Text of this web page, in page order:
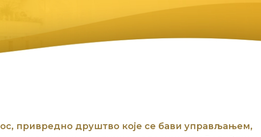
привредно друштво које се бави управљањем,